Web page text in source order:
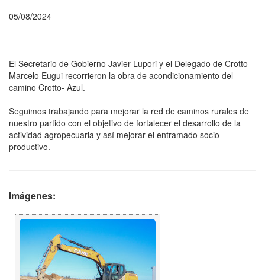
05/08/2024
El Secretario de Gobierno Javier Lupori y el Delegado de Crotto
Marcelo Eugui recorrieron la obra de acondicionamiento del
camino Crotto- Azul.
Seguimos trabajando para mejorar la red de caminos rurales de
nuestro partido con el objetivo de fortalecer el desarrollo de la
actividad agropecuaria y así mejorar el entramado socio
productivo.
Imágenes: